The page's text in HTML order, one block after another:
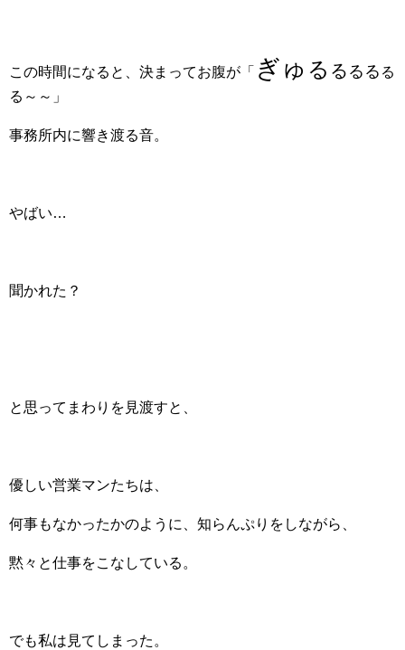
この時間になると、決まってお腹が「 ぎゅ る る るる る
る～～」
事務所内に響き渡る音。
やばい…
聞かれた？
と思ってまわりを見渡すと、
優しい営業マンたちは、
何事もなかったかのように、知らんぷりをしながら、
黙々と仕事をこなしている。
でも私は見てしまった。